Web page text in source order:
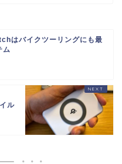
はバイクツーリングにも最
ム
ル